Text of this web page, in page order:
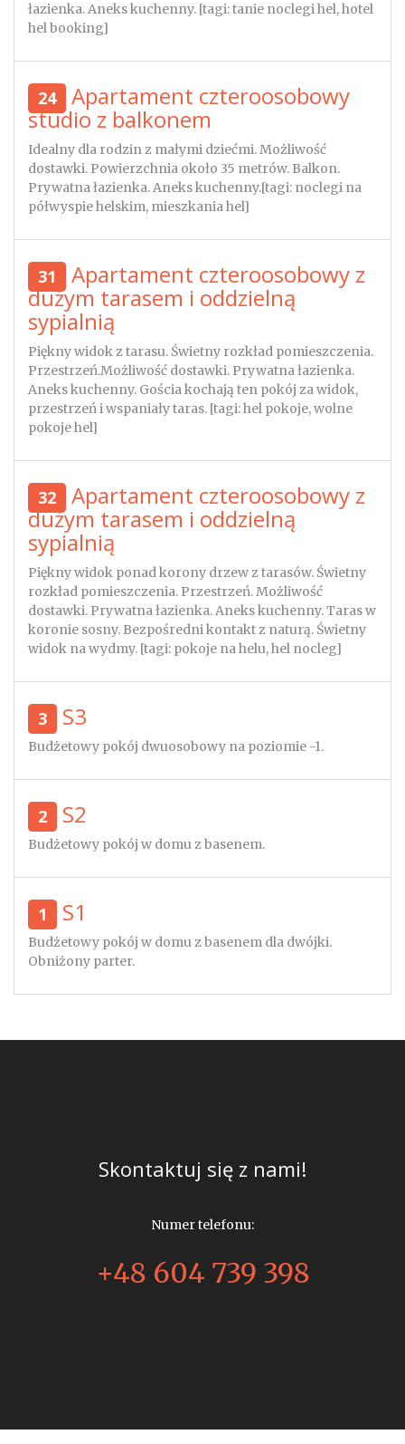
łazienka. Aneks kuchenny. [tagi: tanie noclegi hel, hotel
hel booking]
24 Apartament czteroosobowy
studio z balkonem
Idealny dla rodzin z małymi dziećmi. Możliwość
dostawki. Powierzchnia około 35 metrów. Balkon.
Prywatna łazienka. Aneks kuchenny.[tagi: noclegi na
półwyspie helskim, mieszkania hel]
31 Apartament czteroosobowy z
dużym tarasem i oddzielną
sypialnią
Piękny widok z tarasu. Świetny rozkład pomieszczenia.
Przestrzeń.Możliwość dostawki. Prywatna łazienka.
Aneks kuchenny. Gościa kochają ten pokój za widok,
przestrzeń i wspaniały taras. [tagi: hel pokoje, wolne
pokoje hel]
32 Apartament czteroosobowy z
dużym tarasem i oddzielną
sypialnią
Piękny widok ponad korony drzew z tarasów. Świetny
rozkład pomieszczenia. Przestrzeń. Możliwość
dostawki. Prywatna łazienka. Aneks kuchenny. Taras w
koronie sosny. Bezpośredni kontakt z naturą. Świetny
widok na wydmy. [tagi: pokoje na helu, hel nocleg]
3 S3
Budżetowy pokój dwuosobowy na poziomie -1.
2 S2
Budżetowy pokój w domu z basenem.
1 S1
Budżetowy pokój w domu z basenem dla dwójki.
Obniżony parter.
Skontaktuj się z nami!
Numer telefonu:
+48 604 739 398